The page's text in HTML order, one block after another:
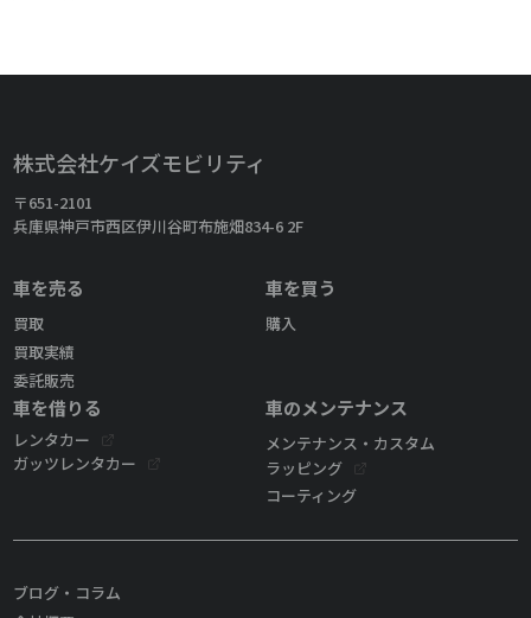
株式会社ケイズモビリティ
〒651-2101
兵庫県神戸市西区伊川谷町布施畑834-6 2F
車を売る
買取
買取実績
委託販売
車を買う
購入
車を借りる
レンタカー
ガッツレンタカー
車のメンテナンス
メンテナンス・カスタム
ラッピング
コーティング
ブログ・コラム